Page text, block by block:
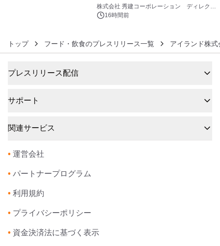
大興奮が今甦る
株式会社 秀建コーポレーション ディレクト
アートギャラリー
16時間前
トップ フード・飲食のプレスリリース一覧 アイランド株式
プレスリリース配信
サポート
関連サービス
• 運営会社
• パートナープログラム
• 利用規約
• プライバシーポリシー
• 資金決済法に基づく表示